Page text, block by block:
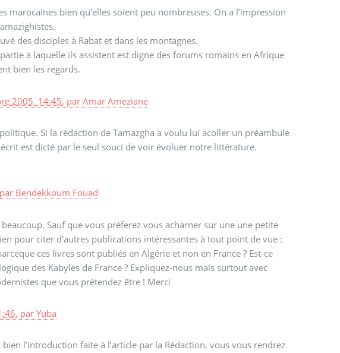
marocaines bien qu’elles soient peu nombreuses. On a l’impression
des disciples à Rabat et dans les montagnes.
à laquelle ils assistent est digne des forums romains en Afrique
bien les regards.
2005, 14:45, parAmar Ameziane
Si la rédaction de Tamazgha a voulu lui acoller un préambule
est dicté par le seul souci de voir évoluer notre littérature.
par Bendekkoum Fouad
Sauf que vous préferez vous acharner sur une une petite
pour citer d’autres publications intéressantes à tout point de vue :
ces livres sont publiés en Algérie et non en France ? Est-ce
des Kabyles de France ? Expliquez-nous mais surtout avec
que vous prétendez être ! Merci
, parYuba
l’introduction faite à l’article par la Rédaction, vous vous rendrez